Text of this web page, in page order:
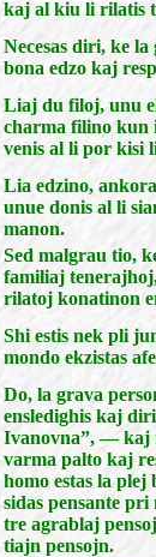
kaj al kiu li rilatis
Necesas diri, ke
bona edzo kaj
Liaj du filoj, unu
charma filino kun
venis al li por kisi
Lia edzino,
unue donis al li
manon.
Sed malgrau tio,
familiaj
rilatoj konatinon
Shi estis nek pli
mondo ekzistas
Do, la grava
ensledighis kaj
Ivanovna”, — kaj
varma palto kaj
homo estas la
sidas pensante
tre agrablaj
tiajn pensojn.